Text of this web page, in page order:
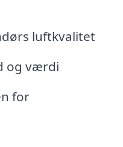
luftkvalitet
og værdi
for